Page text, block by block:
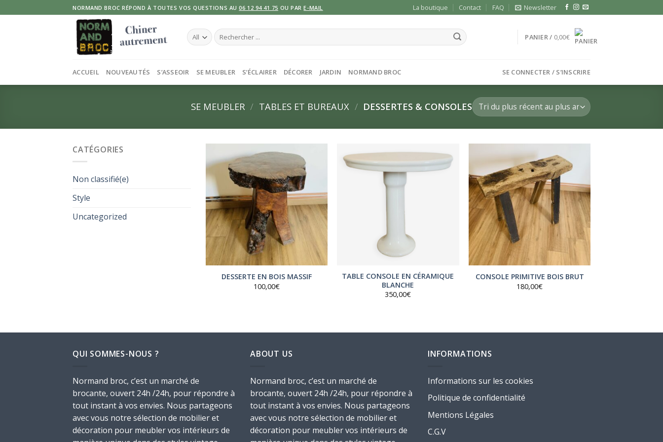
to
NORMAND BROC RÉPOND À TOUTES VOS QUESTIONS AU06 12 94 41 75 OU PARE-MAIL La boutique Contact FAQ Newsletter
Recherche
pour :
PANIER / 0,00€
ACCUEIL NOUVEAUTÉS S’ASSEOIR SE MEUBLER S’ÉCLAIRER DÉCORER JARDIN NORMAND BROC SE CONNECTER / S’INSCRIRE
SE MEUBLER / TABLES ET BUREAUX / DESSERTES & CONSOLES
CATÉGORIES
Non classifié(e)
Style
Uncategorized
DESSERTE EN BOIS MASSIF
100,00€
TABLE CONSOLE EN CÉRAMIQUE
BLANCHE
350,00€
CONSOLE PRIMITIVE BOIS BRUT
180,00€
QUI SOMMES-NOUS ?
Normand broc, c’est un marché de
brocante, ouvert 24h /24h, pour répondre à
tout instant à vos envies. Nous partageons
avec vous notre sélection de mobilier et
décoration pour meubler vos intérieurs de
ABOUT US
Normand broc, c’est un marché de
brocante, ouvert 24h /24h, pour répondre à
tout instant à vos envies. Nous partageons
avec vous notre sélection de mobilier et
décoration pour meubler vos intérieurs de
INFORMATIONS
Informations sur les cookies
Politique de confidentialité
Mentions Légales
C.G.V